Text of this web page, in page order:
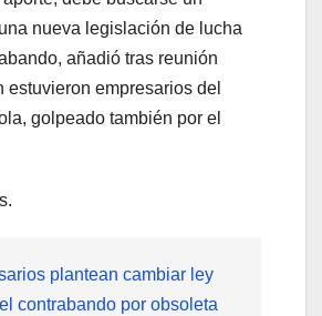
nueva legislación de lucha
añadió tras reunión
estuvieron empresarios del
golpeado también por el
plantean cambiar ley
contrabando por obsoleta